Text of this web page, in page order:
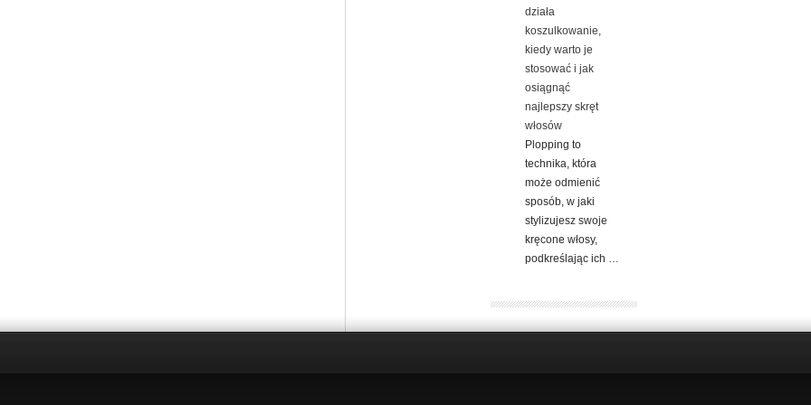
działa
koszulkowanie,
kiedy warto je
stosować i jak
osiągnąć
najlepszy skręt
włosów
Plopping to
technika, która
może odmienić
sposób, w jaki
stylizujesz swoje
kręcone włosy,
podkreślając ich …